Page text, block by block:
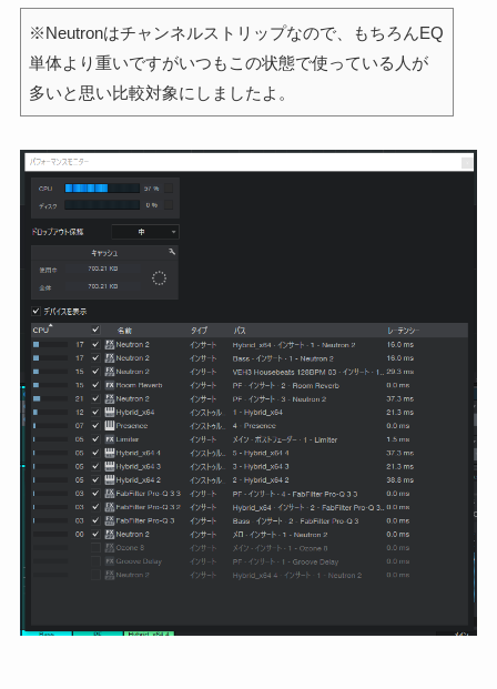
※Neutronはチャンネルストリップなので、もちろんEQ
単体より重いですがいつもこの状態で使っている人が
多いと思い比較対象にしましたよ。